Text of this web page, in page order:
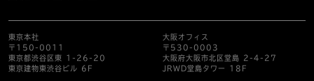
東京本社
〒150-0011
東京都渋谷区東 1-26-20
東京建物東渋谷ビル 6F
大阪オフィス
〒530-0003
大阪府大阪市北区堂島 2-4-27
JRWD堂島タワー 18F